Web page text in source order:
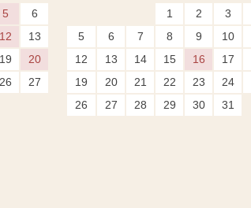
5
6
12
13
19
20
26
27
1
2 3
5
6 7 8 9 10
12
13 14 15 16 17
19
20 21 22 23 24
26
27 28 29 30 31